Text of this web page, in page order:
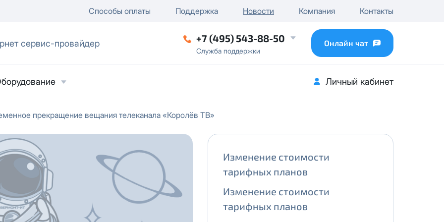
Способы оплаты Поддержка Новости Компания Контакты
сервис-провайдер +7 (495) 543-88-50
Служба поддержки
Онлайн чат
Личный кабинет
прекращение вещания телеканала «Королёв ТВ»
Изменение стоимости
тарифных планов
Изменение стоимости
тарифных планов
на обработку персональных данныхв
сПолитикой в отношении обработки
данных
лицо
/ отключение публичного IP
...